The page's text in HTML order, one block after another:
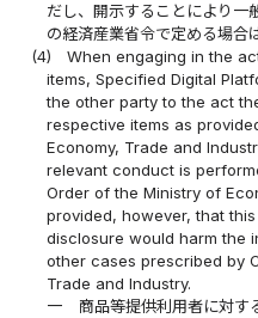
だし、開示することにより一
の経済産業省令で定める場合
(4)
When engaging in the
items, Specified Digital
the other party to the act
respective items as
Economy, Trade and
relevant conduct is
Order of the Ministry of
provided, however, that
disclosure would harm the
other cases prescribed by
Trade and Industry.
一
商品等提供利用者に対す